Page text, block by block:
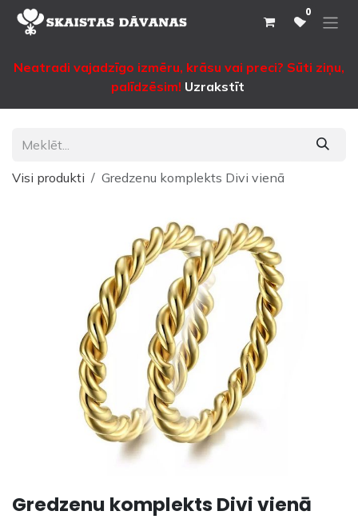
Pāriet pie satura 0
Neatradi vajadzīgo izmēru, krāsu vai preci? Sūti ziņu,
palīdzēsim! Uzrakstīt
Visi produkti Gredzenu komplekts Divi vienā
Gredzenu komplekts Divi vienā